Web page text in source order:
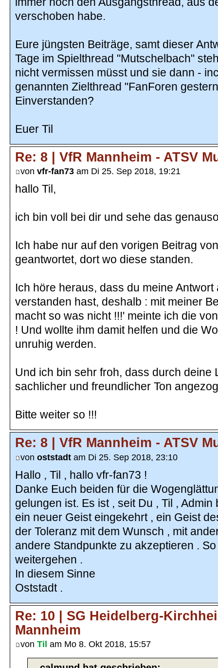
verschoben habe.
Eure jüngsten Beiträge, samt dieser
Tage im Spielthread "Mutschelbach"
nicht vermissen müsst und sie dann -
genannten Zielthread "FanForen
Einverstanden?
Euer Til
Re: 8 | VfR Mannheim - ATSV
von vfr-fan73 am Di 25. Sep 2018, 19:21
hallo Til,
ich bin voll bei dir und sehe das
Ich habe nur auf den vorigen Beitrag
geantwortet, dort wo diese standen.
Ich höre heraus, dass du meine
verstanden hast, deshalb : mit meiner
macht so was nicht !!!' meinte ich die
! Und wollte ihm damit helfen und die
unruhig werden.
Und ich bin sehr froh, dass durch deine
sachlicher und freundlicher Ton
Bitte weiter so !!!
Re: 8 | VfR Mannheim - ATSV
von oststadt am Di 25. Sep 2018, 23:10
Hallo , Til , hallo vfr-fan73 !
Danke Euch beiden für die
gelungen ist. Es ist , seit Du , Til ,
ein neuer Geist eingekehrt , ein Geist
der Toleranz mit dem Wunsch , mit
andere Standpunkte zu akzeptieren .
weitergehen .
In diesem Sinne
Oststadt .
Re: 10 | SG Heidelberg-
Mannheim
von Til am Mo 8. Okt 2018, 15:57